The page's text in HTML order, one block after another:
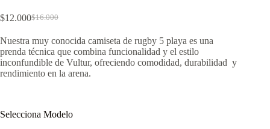
$16.000
El
original
era:
$16.000.
$12.000El
actual
es:
$12.000.
Nuestra muy conocida camiseta de rugby 5 playa es una
prenda técnica que combina funcionalidad y el estilo
inconfundible de Vultur, ofreciendo comodidad, durabilidad y
rendimiento en la arena.
Selecciona Modelo